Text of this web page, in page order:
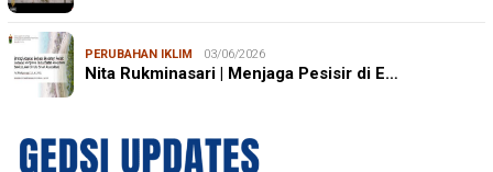
PERUBAHAN IKLIM 03/06/2026
Nita Rukminasari | Menjaga Pesisir di E…